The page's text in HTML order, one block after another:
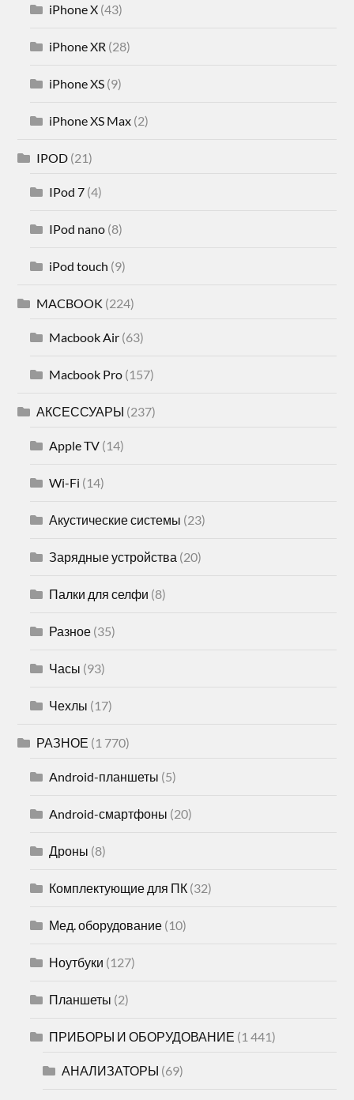
iPhone X (43)
iPhone XR (28)
iPhone XS (9)
iPhone XS Max (2)
IPOD (21)
IPod 7 (4)
IPod nano (8)
iPod touch (9)
MACBOOK (224)
Macbook Air (63)
Macbook Pro (157)
АКСЕССУАРЫ (237)
Apple TV (14)
Wi-Fi (14)
Акустические системы (23)
Зарядные устройства (20)
Палки для селфи (8)
Разное (35)
Часы (93)
Чехлы (17)
РАЗНОЕ (1 770)
Android-планшеты (5)
Android-смартфоны (20)
Дроны (8)
Комплектующие для ПК (32)
Мед. оборудование (10)
Ноутбуки (127)
Планшеты (2)
ПРИБОРЫ И ОБОРУДОВАНИЕ (1 441)
АНАЛИЗАТОРЫ (69)